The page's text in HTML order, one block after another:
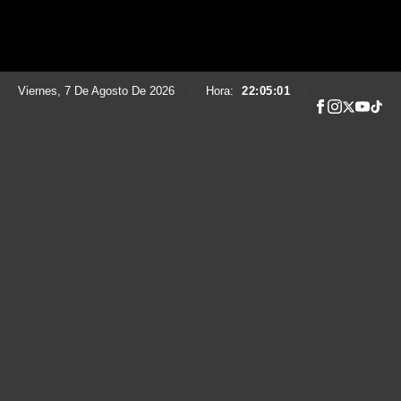
Viernes, 7 De Agosto De 2026 Hora: 22:05:02